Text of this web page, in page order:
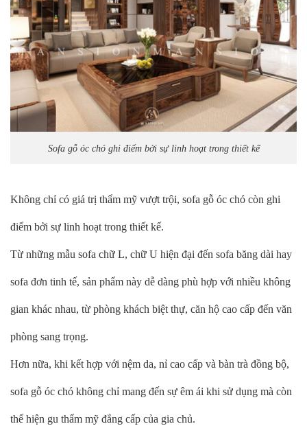
Sofa gỗ óc chó ghi điểm bởi sự linh hoạt trong thiết kế
Không chỉ có giá trị thẩm mỹ vượt trội, sofa gỗ óc chó còn ghi
điểm bởi sự linh hoạt trong thiết kế.
Từ những mẫu sofa chữ L, chữ U hiện đại đến sofa băng dài hay
sofa đơn tinh tế, sản phẩm này dễ dàng phù hợp với nhiều không
gian khác nhau, từ phòng khách biệt thự, căn hộ cao cấp đến văn
phòng sang trọng.
Hơn nữa, khi kết hợp với nệm da, nỉ cao cấp và bàn trà đồng bộ,
sofa gỗ óc chó không chỉ mang đến sự êm ái khi sử dụng mà còn
thể hiện gu thẩm mỹ đẳng cấp của gia chủ.